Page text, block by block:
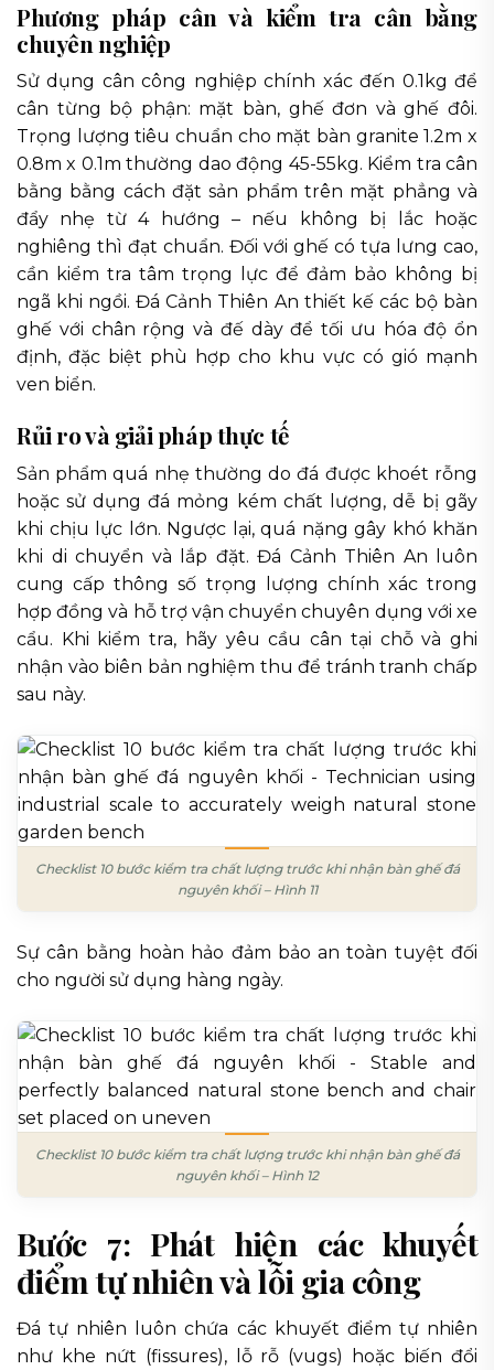
Phương pháp cân và kiểm tra cân bằng
chuyên nghiệp
Sử dụng cân công nghiệp chính xác đến 0.1kg để
cân từng bộ phận: mặt bàn, ghế đơn và ghế đôi.
Trọng lượng tiêu chuẩn cho mặt bàn granite 1.2m x
0.8m x 0.1m thường dao động 45-55kg. Kiểm tra cân
bằng bằng cách đặt sản phẩm trên mặt phẳng và
đẩy nhẹ từ 4 hướng – nếu không bị lắc hoặc
nghiêng thì đạt chuẩn. Đối với ghế có tựa lưng cao,
cần kiểm tra tâm trọng lực để đảm bảo không bị
ngã khi ngồi. Đá Cảnh Thiên An thiết kế các bộ bàn
ghế với chân rộng và đế dày để tối ưu hóa độ ổn
định, đặc biệt phù hợp cho khu vực có gió mạnh
ven biển.
Rủi ro và giải pháp thực tế
Sản phẩm quá nhẹ thường do đá được khoét rỗng
hoặc sử dụng đá mỏng kém chất lượng, dễ bị gãy
khi chịu lực lớn. Ngược lại, quá nặng gây khó khăn
khi di chuyển và lắp đặt. Đá Cảnh Thiên An luôn
cung cấp thông số trọng lượng chính xác trong
hợp đồng và hỗ trợ vận chuyển chuyên dụng với xe
cẩu. Khi kiểm tra, hãy yêu cầu cân tại chỗ và ghi
nhận vào biên bản nghiệm thu để tránh tranh chấp
sau này.
Checklist 10 bước kiểm tra chất lượng trước khi nhận bàn ghế đá
nguyên khối – Hình 11
Sự cân bằng hoàn hảo đảm bảo an toàn tuyệt đối
cho người sử dụng hàng ngày.
Checklist 10 bước kiểm tra chất lượng trước khi nhận bàn ghế đá
nguyên khối – Hình 12
Bước 7: Phát hiện các khuyết
điểm tự nhiên và lỗi gia công
Đá tự nhiên luôn chứa các khuyết điểm tự nhiên
như khe nứt (fissures), lỗ rỗ (vugs) hoặc biến đổi